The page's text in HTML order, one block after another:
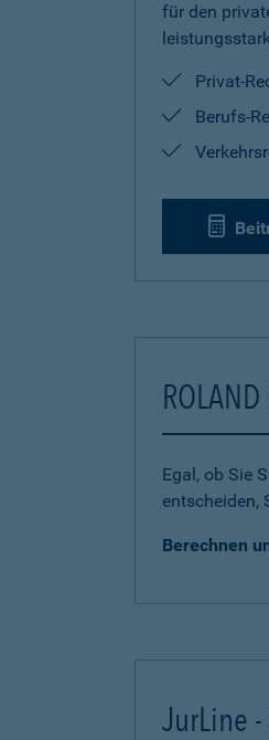
für den
Privat-
Berufs-
Egal, ob Sie
entscheiden,
Berechnen
JurLine